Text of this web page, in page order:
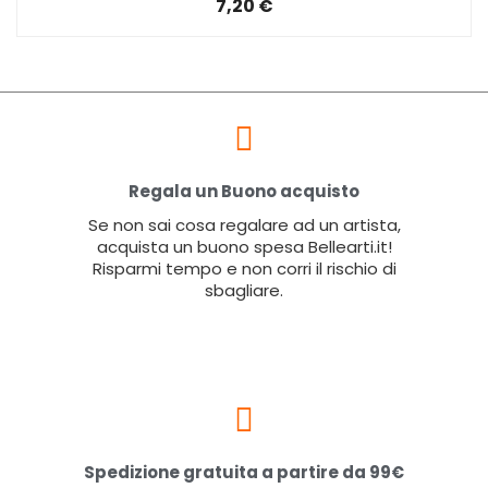
7,20 €
Regala un Buono acquisto
Se non sai cosa regalare ad un artista,
acquista un buono spesa Bellearti.it!
Risparmi tempo e non corri il rischio di
sbagliare.
Spedizione gratuita a partire da 99€